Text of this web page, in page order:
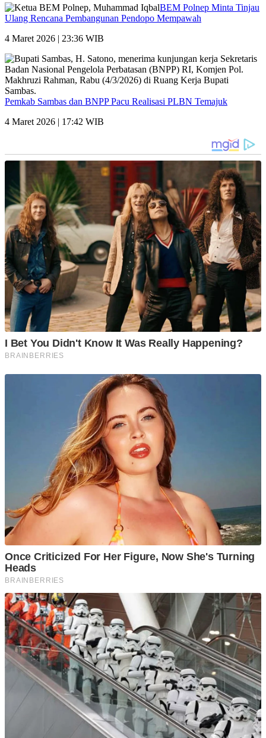
BEM Polnep Minta Tinjau
Ulang Rencana Pembangunan Pendopo Mempawah
4 Maret 2026 | 23:36 WIB
Pemkab Sambas dan BNPP Pacu Realisasi PLBN Temajuk
4 Maret 2026 | 17:42 WIB